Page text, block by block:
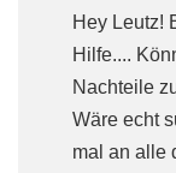
Hey Leutz!
Hilfe....
Nachteile
Wäre echt
mal an alle